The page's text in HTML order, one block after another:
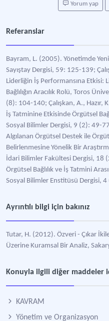
Yorum yap
Referanslar
Bayram, L. (2005). Yönetimde
Sayıştay Dergisi, 59: 125-139;
Liderliğin İş Performansına Etkisi:
Bağlılığın Aracılık Rolü, Toros
(8): 104-140; Çalışkan, A.,
İş Tatminine Etkisinde Örgütsel
Sosyal Bilimler Dergisi, 9 (2): 49-
Algılanan Örgütsel Destek ile
Belirlenmesine Yönelik Bir
İdari Bilimler Fakültesi Dergisi,
Örgütsel Bağlılık ve İş Tatmini
Sosyal Bilimler Enstitüsü Dergisi,
Ayrıntılı bilgi için bakınız
Tutar, H. (2012). Özveri - Çıkar
Üzerine Kuramsal Bir Analiz,
Konuyla ilgili diğer maddeler
KAVRAM
Yönetim ve Organizasyon